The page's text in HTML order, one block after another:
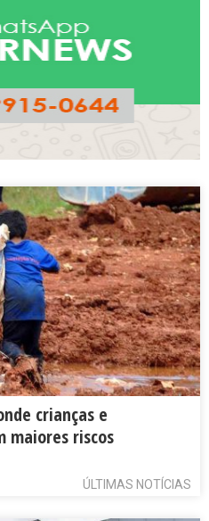
crianças e
maiores riscos
ÚLTIMAS NOTÍCIAS